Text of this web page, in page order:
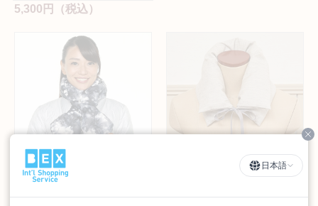
5,300円（税込）
ダウンマフラー（レディー
ス）
け襟/リボン）
日本語